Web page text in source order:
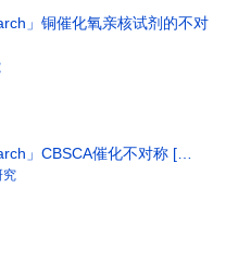
」铜催化氧亲核试剂的不对
」CBSCA催化不对称 […
究